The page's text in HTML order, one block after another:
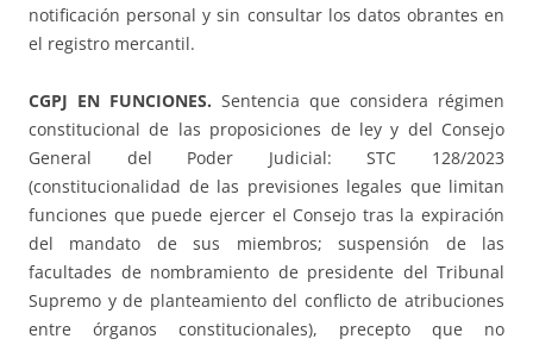
notificación personal y sin consultar los datos obrantes en
el registro mercantil.
CGPJ EN FUNCIONES. Sentencia que considera régimen
constitucional de las proposiciones de ley y del Consejo
General del Poder Judicial: STC 128/2023
(constitucionalidad de las previsiones legales que limitan
funciones que puede ejercer el Consejo tras la expiración
del mandato de sus miembros; suspensión de las
facultades de nombramiento de presidente del Tribunal
Supremo y de planteamiento del conflicto de atribuciones
entre órganos constitucionales), precepto que no